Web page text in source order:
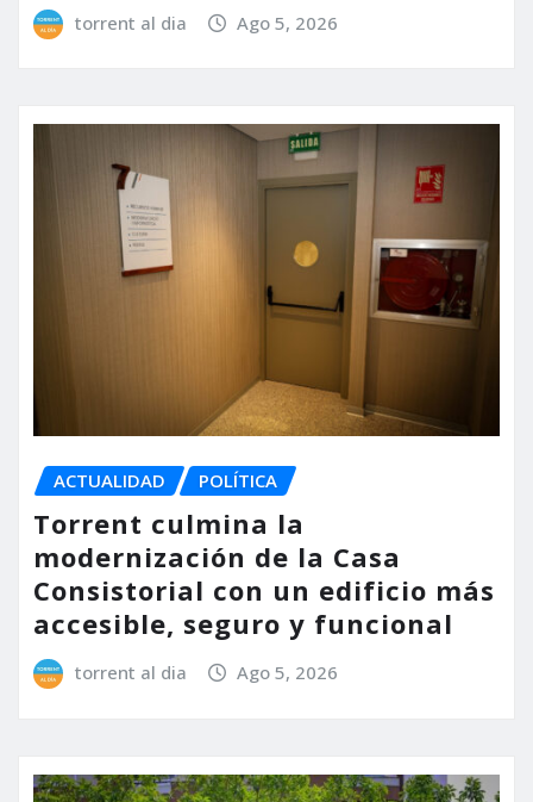
torrent al dia Ago 5, 2026
ACTUALIDAD POLÍTICA
Torrent culmina la
modernización de la Casa
Consistorial con un edificio más
accesible, seguro y funcional
torrent al dia Ago 5, 2026